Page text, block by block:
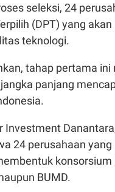
seleksi, 24
(DPT) yang
teknologi.
tahap pertama ini
panjang
Investment
24 perusahaan
BUMD.